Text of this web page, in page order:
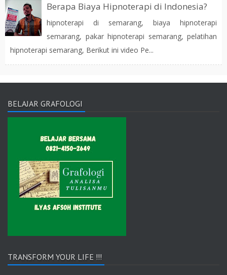
Berapa Biaya Hipnoterapi di Indonesia?
hipnoterapi di semarang, biaya hipnoterapi
semarang, pakar hipnoterapi semarang, pelatihan
hipnoterapi semarang, Berikut ini video Pe...
BELAJAR GRAFOLOGI
TRANSFORM YOUR LIFE !!!